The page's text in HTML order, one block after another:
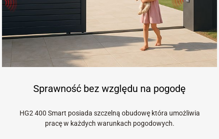
Sprawność bez względu na pogodę
HG2 400 Smart posiada szczelną obudowę która umożliwia
pracę w każdych warunkach pogodowych.